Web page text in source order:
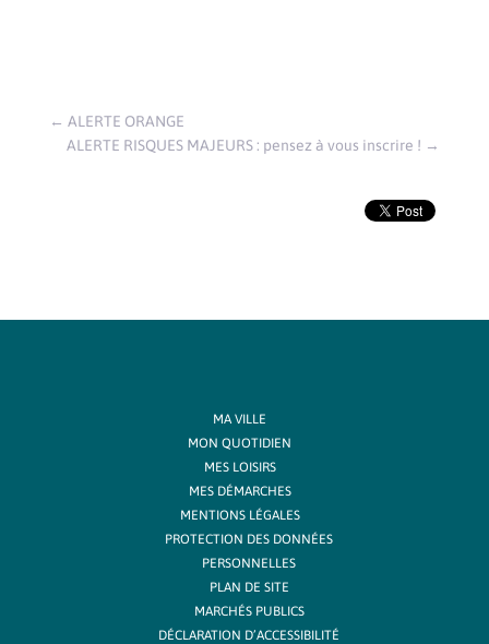
← ALERTE ORANGE
ALERTE RISQUES MAJEURS : pensez à vous inscrire ! →
MA VILLE
MON QUOTIDIEN
MES LOISIRS
MES DÉMARCHES
MENTIONS LÉGALES
PROTECTION DES DONNÉES
PERSONNELLES
PLAN DE SITE
MARCHÉS PUBLICS
DÉCLARATION D’ACCESSIBILITÉ